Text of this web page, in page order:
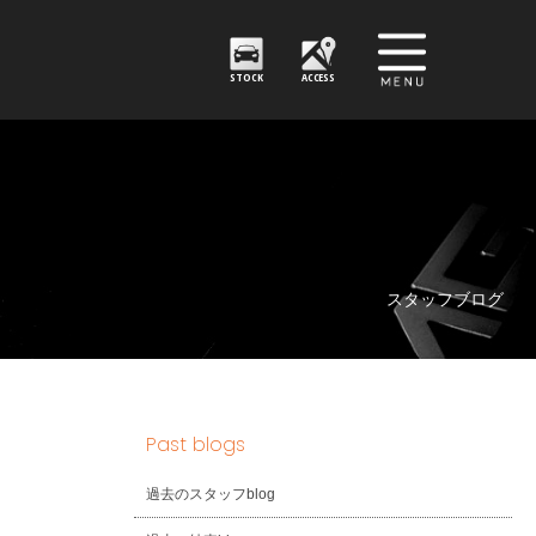
STOCK ACCESS
スタッフブログ
Past blogs
過去のスタッフblog